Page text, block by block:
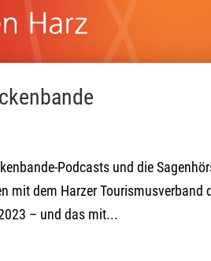
Podcasts und die
dem Harzer Tourismusverband
– und das mit...